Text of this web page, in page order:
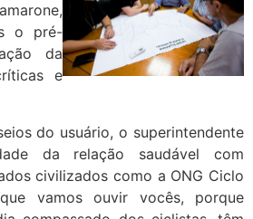
o pré-
da
e
do usuário, o superintendente
da relação saudável com
civilizados como a ONG Ciclo
vamos ouvir vocês, porque